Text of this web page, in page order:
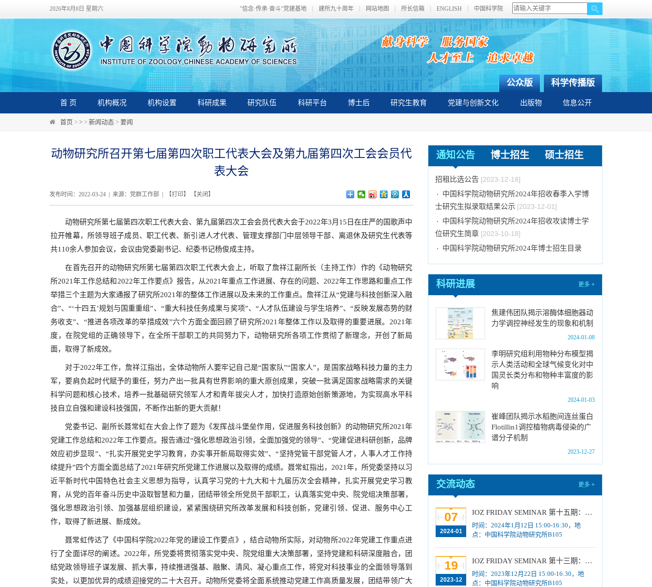
2026年8月8日 星期六 "信念·传承·奋斗"党建基地 建所九十周年 网站地图 所长信箱 ENGLISH 中国科学院
科学传播版
公众版
首 页 机构概况 机构设置 科研成果 研究队伍 科研平台 博士后 研究生教育 党建与创新文化 出版物 信息公开
首页 > > > 新闻动态 > 要闻
动物研究所召开第七届第四次职工代表大会及第九届第四次工会会员代
表大会
发布时间：2022-03-24 | 来源：党群工作部 | 【打印】 【关闭 】
动物研究所第七届第四次职工代表大会、第九届第四次工会会员代表大会于2022年3月15日在庄严的国歌声中
拉开帷幕，所领导班子成员、职工代表、新引进人才代表、管理支撑部门中层领导干部、离退休及研究生代表等
共110余人参加会议，会议由党委副书记、纪委书记杨俊成主持。
在首先召开的动物研究所第七届第四次职工代表大会上，听取了詹祥江副所长（主持工作）作的《动物研究
所2021年工作总结和2022年工作要点》报告，从2021年重点工作进展、存在的问题、2022年工作思路和重点工作
举措三个主题为大家通报了研究所2021年的整体工作进展以及未来的工作重点。詹祥江从“党建与科技创新深入融
合”、“‘十四五’规划与国重重组”、“重大科技任务成果与奖项”、“人才队伍建设与学生培养”、“反映发展态势的财
务收支”、“推进各项改革的举措成效”六个方面全面回顾了研究所2021年整体工作以及取得的重要进展。2021年
度，在院党组的正确领导下，在全所干部职工的共同努力下，动物研究所各项工作贯彻了新理念，开创了新局
面，取得了新成效。
对于2022年工作，詹祥江指出，全体动物所人要牢记自己是“国家队”“国家人”，是国家战略科技力量的主力
军，要肩负起时代赋予的重任，努力产出一批具有世界影响的重大原创成果，突破一批满足国家战略需求的关键
科学问题和核心技术，培养一批基础研究领军人才和青年拔尖人才，加快打造原始创新策源地，为实现高水平科
技自立自强和建设科技强国，不断作出新的更大贡献！
党委书记、副所长聂常虹在大会上作了题为《发挥战斗堡垒作用，促进服务科技创新》的动物研究所2021年
党建工作总结和2022年工作要点。报告通过“强化思想政治引领，全面加强党的领导”、“党建促进科研创新，品牌
效应初步显现”、“扎实开展党史学习教育，办实事开新局取得实效”、“坚持党管干部党管人才，人事人才工作持
续提升”四个方面全面总结了2021年研究所党建工作进展以及取得的成绩。聂常虹指出，2021年，所党委坚持以习
近平新时代中国特色社会主义思想为指导，认真学习党的十九大和十九届历次全会精神，扎实开展党史学习教
育，从党的百年奋斗历史中汲取智慧和力量，团结带领全所党员干部职工，认真落实党中央、院党组决策部署，
强化思想政治引领、加强基层组织建设，紧紧围绕研究所改革发展和科技创新，党建引领、促进、服务中心工
作，取得了新进展、新成效。
聂常虹传达了《中国科学院2022年党的建设工作要点》，结合动物所实际，对动物所2022年党建工作重点进
行了全面详尽的阐述。2022年，所党委将贯彻落实党中央、院党组重大决策部署，坚持党建和科研深度融合，团
结党政领导班子谋发展、抓大事，持续推进强基、融聚、清风、凝心重点工作，将党对科技事业的全面领导落到
实处，以更加优异的成绩迎接党的二十大召开。动物所党委将全面系统推动党建工作高质量发展，团结带领广大
通知公告 博士招生 硕士招生
中国科学院动物研究所国家动物博物馆文创商店
中国科学院动物研究所2024年招收春季入学博
士研究生拟录取结果公示[2023-12-01]
中国科学院动物研究所2024年招收攻读博士学
位研究生简章[2023-10-18]
中国科学院动物研究所2024年博士招生目录
[2023-10-18]
关于2023年度中国科学院杰出科技成就奖的拟
推荐公示[2023-10-16]
中国科学院动物研究所2024年推免生放弃拟录
取资格公示[2023-10-07]
关于拟通过中国科学院提名2023年度国家科学
技术奖项目的公示[2024-01-03]
中国科学院动物研究所国家动物博物馆文创商店
招租比选公告[2023-12-18]
中国科学院动物研究所2024年招收攻读博士学
位研究生简章[2023-10-18]
2024年招收推荐免试硕士（含直博）研究生第
四批拟录取结果公示
关于2023年度中国科学院杰出科技成就奖的拟
推荐公示
[2023-10-16]
中国科学院动物研究所2024年推免生放弃拟录
取资格公示 [2023-10-07]
科研进展 更多 +
焦建伟团队揭示溶酶体细胞器动
力学调控神经发生的现象和机制
2024-01-08
李明研究组利用物种分布模型揭
示人类活动和全球气候变化对中
国灵长类分布和物种丰富度的影
响
2024-01-03
崔峰团队揭示水稻胞间连丝蛋白
Flotillin1调控植物病毒侵染的广
谱分子机制
2023-12-27
交流动态 更多 +
07
2024-01
IOZ FRIDAY SEMINAR 第十五期：Neuronal diversification, specification and function in the hypothalamus、本能行为调控的嗅觉神经编码机制
时间：2024年1月12日 15:00-16:30，地
点：中国科学院动物研究所B105
19
2023-12
IOZ FRIDAY SEMINAR 第十三期：上皮类器官系统构建之组织力的协调与细胞应答解析、利用表观基因组编辑技术调控基因表达
时间：2023年12月22日 15:00-16:30，地
点：中国科学院动物研究所B105